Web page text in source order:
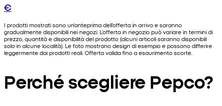
€
I prodotti mostrati sono un'anteprima dell'offerta in arrivo e saranno
gradualmente disponibili nei negozi. L'offerta in negozio può variare in termini di
prezzo, quantità e disponibilità del prodotto (alcuni articoli saranno disponibili
solo in alcune località). Le foto mostrano design di esempio e possono differire
leggermente dai prodotti reali. Offerta valida fino a esaurimento scorte.
Perché scegliere Pepco?